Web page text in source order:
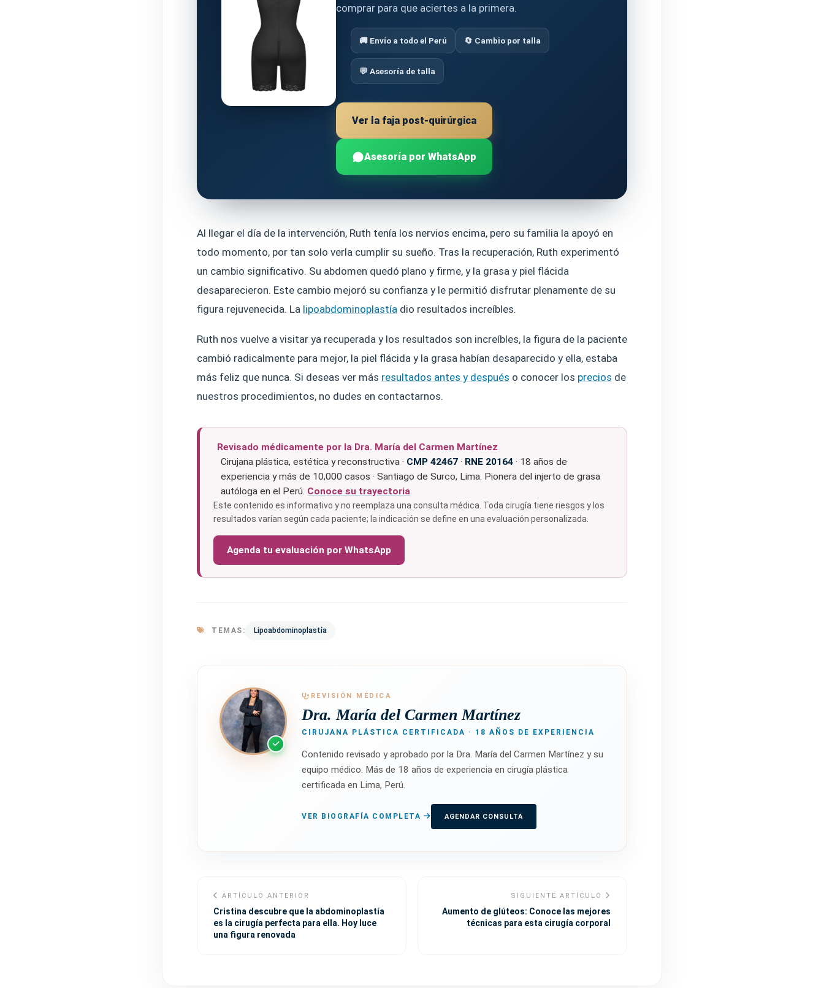
comprar para que aciertes a la primera.
🚚 Envío a todo el Perú 🔄 Cambio por talla
💬 Asesoría de talla
Ver la faja post-quirúrgica
Asesoría por WhatsApp
Al llegar el día de la intervención, Ruth tenía los nervios encima, pero su familia la apoyó en
todo momento, por tan solo verla cumplir su sueño. Tras la recuperación, Ruth experimentó
un cambio significativo. Su abdomen quedó plano y firme, y la grasa y piel flácida
desaparecieron. Este cambio mejoró su confianza y le permitió disfrutar plenamente de su
figura rejuvenecida. La lipoabdominoplastía dio resultados increíbles.
Ruth nos vuelve a visitar ya recuperada y los resultados son increíbles, la figura de la paciente
cambió radicalmente para mejor, la piel flácida y la grasa habían desaparecido y ella, estaba
más feliz que nunca. Si deseas ver más resultados antes y después o conocer los precios de
nuestros procedimientos, no dudes en contactarnos.
Revisado médicamente por la Dra. María del Carmen Martínez
Cirujana plástica, estética y reconstructiva · CMP 42467 · RNE 20164 · 18 años de
experiencia y más de 10,000 casos · Santiago de Surco, Lima. Pionera del injerto de grasa
autóloga en el Perú. Conoce su trayectoria.
Este contenido es informativo y no reemplaza una consulta médica. Toda cirugía tiene riesgos y los
resultados varían según cada paciente; la indicación se define en una evaluación personalizada.
Agenda tu evaluación por WhatsApp
TEMAS: Lipoabdominoplastía
REVISIÓN MÉDICA
Dra. María del Carmen Martínez
CIRUJANA PLÁSTICA CERTIFICADA · 18 AÑOS DE EXPERIENCIA
Contenido revisado y aprobado por la Dra. María del Carmen Martínez y su
equipo médico. Más de 18 años de experiencia en cirugía plástica
certificada en Lima, Perú.
VER BIOGRAFÍA COMPLETA AGENDAR CONSULTA
ARTÍCULO ANTERIOR
Cristina descubre que la abdominoplastía
es la cirugía perfecta para ella. Hoy luce
una figura renovada
SIGUIENTE ARTÍCULO
Aumento de glúteos: Conoce las mejores
técnicas para esta cirugía corporal